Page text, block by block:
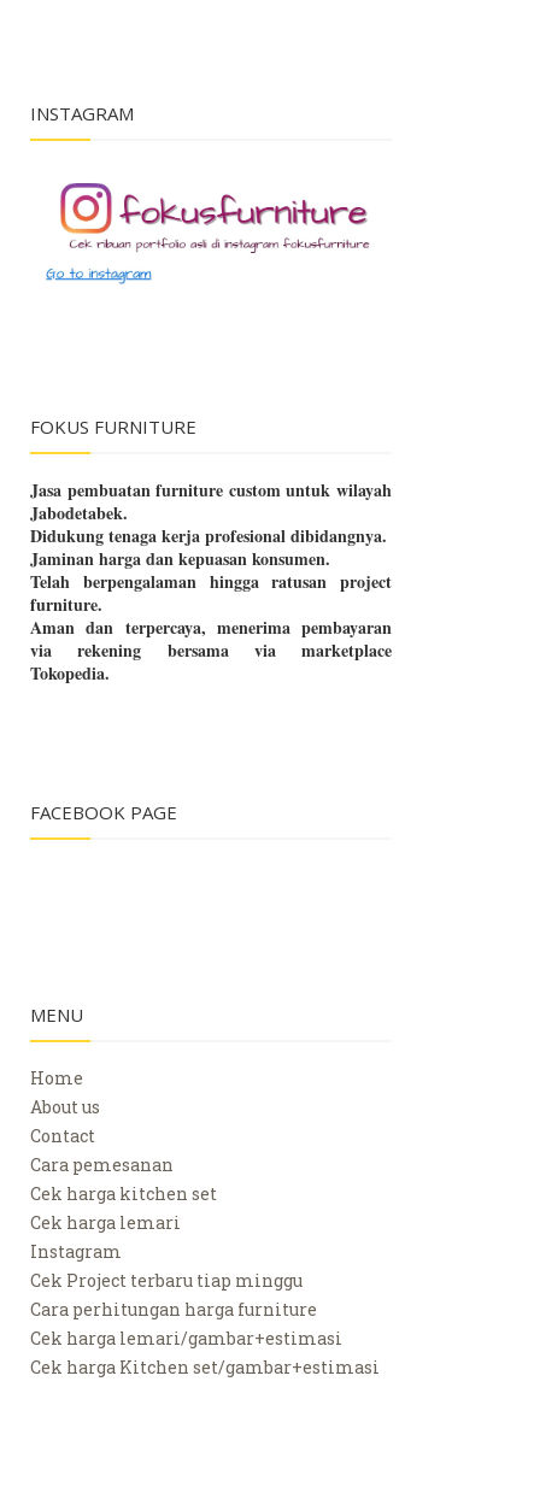
INSTAGRAM
FOKUS FURNITURE
Jasa pembuatan furniture custom untuk wilayah
Jabodetabek.
Didukung tenaga kerja profesional dibidangnya.
Jaminan harga dan kepuasan konsumen.
Telah berpengalaman hingga ratusan project
furniture.
Aman dan terpercaya, menerima pembayaran
via rekening bersama via marketplace
Tokopedia.
FACEBOOK PAGE
MENU
Home
About us
Contact
Cara pemesanan
Cek harga kitchen set
Cek harga lemari
Instagram
Cek Project terbaru tiap minggu
Cara perhitungan harga furniture
Cek harga lemari/gambar+estimasi
Cek harga Kitchen set/gambar+estimasi